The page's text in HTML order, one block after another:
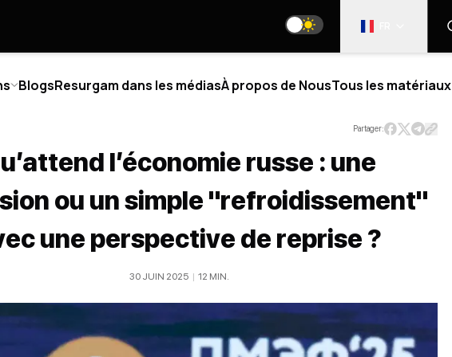
BLOGS
SOMMES-NOUS
AUTEUR
L'ÉQUIPE
NOS RÉSEAUX SOCIAUX
BULLETIN
BlogsResurgam dans les médiasÀ propos de NousTous les matériaux
Partager:
l’économie russe : une
ou un simple "refroidissement"
une perspective de reprise ?
30 JUIN 2025 | 12 MIN.